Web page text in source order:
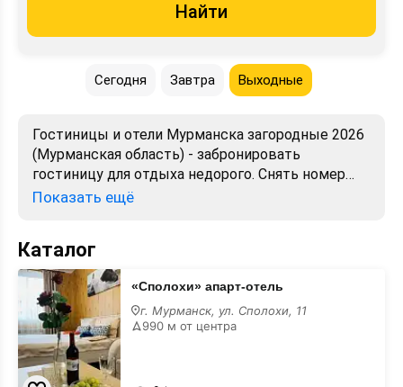
Найти
Сегодня Завтра Выходные
Гостиницы и отели Мурманска загородные 2026
(Мурманская область) - забронировать
гостиницу для отдыха недорого. Снять номер
посуточно - отели в Мурманске. Лучшие цены,
выбор.
Показать ещё
Каталог
«Сполохи»
апарт-
отель
«Сполохи» апарт-отель
г. Мурманск, ул. Сполохи, 11
990 м от центра